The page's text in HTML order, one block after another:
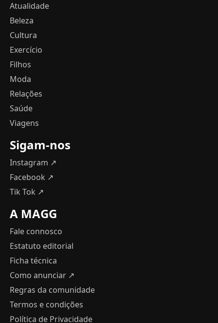
Atualidade
Beleza
Cultura
Exercício
Filhos
Moda
Relações
Saúde
Viagens
Sigam-nos
Instagram ↗
Facebook ↗
Tik Tok ↗
A MAGG
Fale connosco
Estatuto editorial
Ficha técnica
Como anunciar ↗
Regras da comunidade
Termos e condições
Política de Privacidade